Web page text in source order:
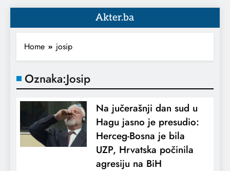
Akter.ba
Home josip
Oznaka:Josip
Na jučerašnji dan sud u
Hagu jasno je presudio:
Herceg-Bosna je bila
UZP, Hrvatska počinila
agresiju na BiH